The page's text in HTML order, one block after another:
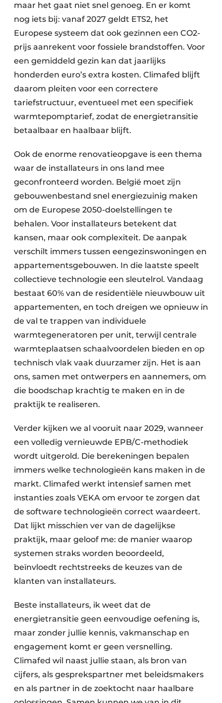
maar het gaat niet snel genoeg. En er komt
nog iets bij: vanaf 2027 geldt ETS2, het
Europese systeem dat ook gezinnen een CO2-
prijs aanrekent voor fossiele brandstoffen. Voor
een gemiddeld gezin kan dat jaarlijks
honderden euro’s extra kosten. Climafed blijft
daarom pleiten voor een correctere
tariefstructuur, eventueel met een specifiek
warmtepomptarief, zodat de energietransitie
betaalbaar en haalbaar blijft.
Ook de enorme renovatieopgave is een thema
waar de installateurs in ons land mee
geconfronteerd worden. België moet zijn
gebouwenbestand snel energiezuinig maken
om de Europese 2050-doelstellingen te
behalen. Voor installateurs betekent dat
kansen, maar ook complexiteit. De aanpak
verschilt immers tussen eengezinswoningen en
appartementsgebouwen. In die laatste speelt
collectieve technologie een sleutelrol. Vandaag
bestaat 60% van de residentiële nieuwbouw uit
appartementen, en toch dreigen we opnieuw in
de val te trappen van individuele
warmtegeneratoren per unit, terwijl centrale
warmteplaatsen schaalvoordelen bieden en op
technisch vlak vaak duurzamer zijn. Het is aan
ons, samen met ontwerpers en aannemers, om
die boodschap krachtig te maken en in de
praktijk te realiseren.
Verder kijken we al vooruit naar 2029, wanneer
een volledig vernieuwde EPB/C-methodiek
wordt uitgerold. Die berekeningen bepalen
immers welke technologieën kans maken in de
markt. Climafed werkt intensief samen met
instanties zoals VEKA om ervoor te zorgen dat
de software technologieën correct waardeert.
Dat lijkt misschien ver van de dagelijkse
praktijk, maar geloof me: de manier waarop
systemen straks worden beoordeeld,
beïnvloedt rechtstreeks de keuzes van de
klanten van installateurs.
Beste installateurs, ik weet dat de
energietransitie geen eenvoudige oefening is,
maar zonder jullie kennis, vakmanschap en
engagement komt er geen versnelling.
Climafed wil naast jullie staan, als bron van
cijfers, als gesprekspartner met beleidsmakers
en als partner in de zoektocht naar haalbare